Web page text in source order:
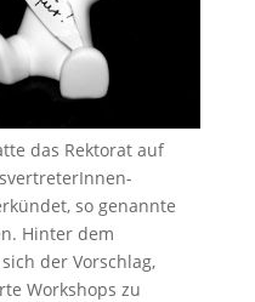
das Rektorat auf
so genannte
Hinter dem
der Vorschlag,
Workshops zu